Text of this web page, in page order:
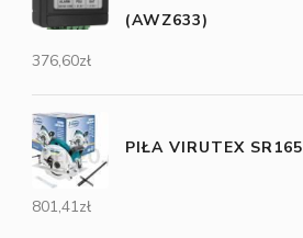
(AWZ633)
376,60zł
PIŁA VIRUTEX SR165
801,41zł